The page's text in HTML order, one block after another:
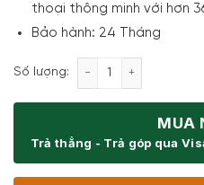
thoại thông minh với hơn
Bảo hành: 24 Tháng
Số lượng: Máy pha cà phê tự
MUA
Trả thẳng - Trả góp qua